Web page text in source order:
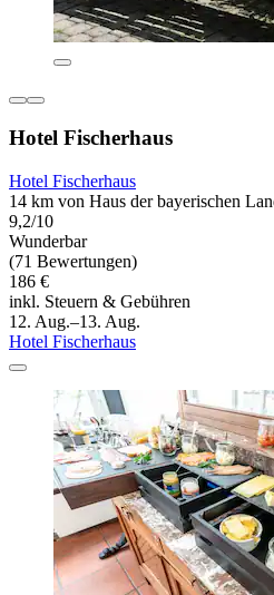
Hotel Fischerhaus
Hotel Fischerhaus
14 km von Haus der bayerischen
9,2/10
Wunderbar
(71 Bewertungen)
186 €
inkl. Steuern & Gebühren
12. Aug.–13. Aug.
Hotel Fischerhaus